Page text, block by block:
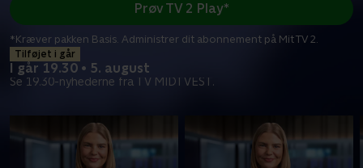
Tilføjet i går
I går 19.30 • 5. august
Se 19.30-nyhederne fra TV MIDTVEST.
Prøv TV 2 Play*
*Kræver pakken Basis. Administrer dit abonnement på Mit TV 2.